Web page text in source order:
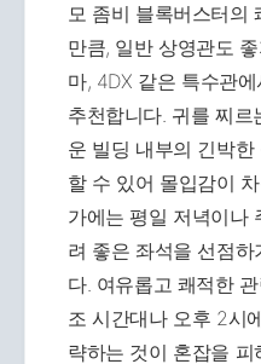
모 좀비 블록버스터의
만큼, 일반 상영관도
마, 4DX 같은 특수관
추천합니다. 귀를 찌
운 빌딩 내부의 긴박
할 수 있어 몰입감이
가에는 평일 저녁이나
려 좋은 좌석을 선점
다. 여유롭고 쾌적한
조 시간대나 오후 2시
략하는 것이 혼잡을